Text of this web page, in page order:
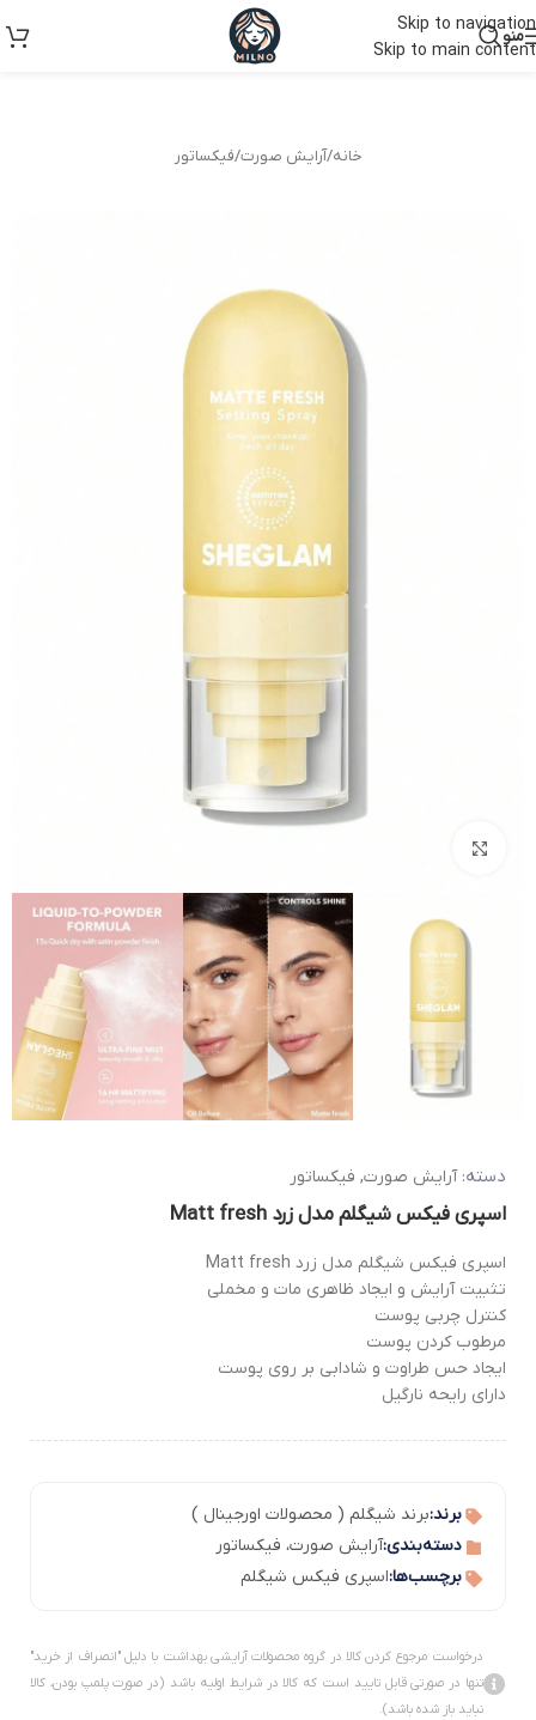
Skip to navigation
Skip to main content
منو
خانه/آرایش صورت/فیکساتور
دسته: آرایش صورت, فیکساتور
اسپری فیکس شیگلم مدل زرد Matt fresh
اسپری فیکس شیگلم مدل زرد Matt fresh
تثبیت آرایش و ایجاد ظاهری مات و مخملی
کنترل چربی پوست
مرطوب کردن پوست
ایجاد حس طراوت و شادابی بر روی پوست
دارای رایحه نارگیل
برند:برند شیگلم ( محصولات اورجینال )
دسته‌بندی:آرایش صورت، فیکساتور
برچسب‌ها:اسپری فیکس شیگلم
درخواست مرجوع کردن کالا در گروه محصولات آرایشی بهداشت با دلیل "انصراف از خرید"
تنها در صورتی قابل تایید است که کالا در شرایط اولیه باشد (در صورت پلمپ بودن، کالا
نباید باز شده باشد).